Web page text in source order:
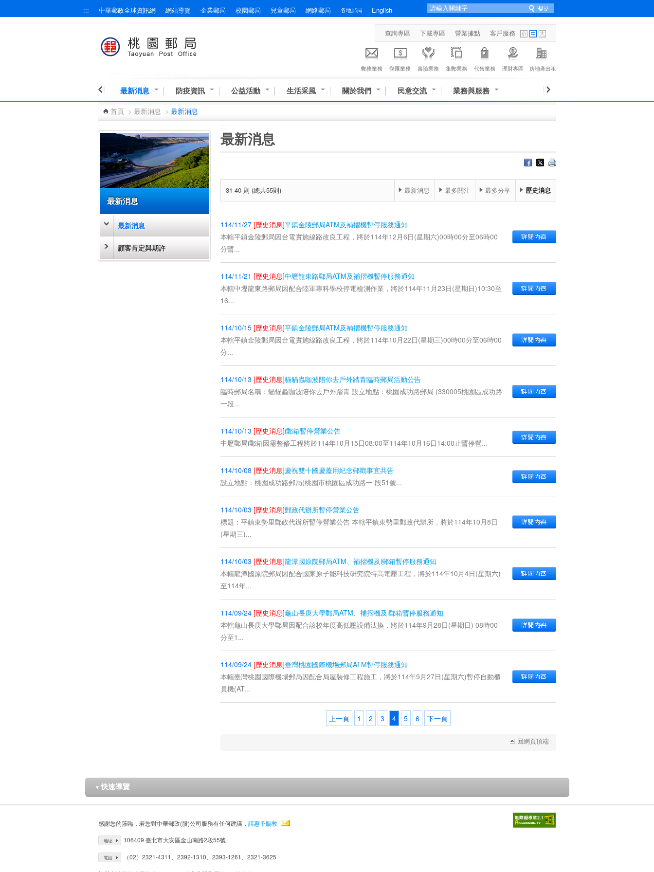
::: 中華郵政全球資訊網 網站導覽 企業郵局 校園郵局 兒童郵局 網路郵局 各地郵局 English
查詢專區 下載專區 營業據點 客戶服務
郵務業務 儲匯業務 壽險業務 集郵業務 代售業務 理財專區 房地產出租
最新消息 防疫資訊 公益活動 生活采風 關於我們 民意交流 業務與服務
首頁 > 最新消息 > 最新消息
最新消息
最新消息
顧客肯定與期許
最新消息
31-40 則 (總共55則) 最新消息 最多關注 最多分享 歷史消息
114/11/27 [歷史消息]平鎮金陵郵局ATM及補摺機暫停服務通知
本轄平鎮金陵郵局因台電實施線路改良工程，將於114年12月6日(星期六)00時00分至06時00
分暫...
114/11/21 [歷史消息]中壢龍東路郵局ATM及補摺機暫停服務通知
本轄中壢龍東路郵局因配合陸軍專科學校停電檢測作業，將於114年11月23日(星期日)10:30至
16...
114/10/15 [歷史消息]平鎮金陵郵局ATM及補摺機暫停服務通知
本轄平鎮金陵郵局因台電實施線路改良工程，將於114年10月22日(星期三)00時00分至06時00
分...
114/10/13 [歷史消息]貓貓蟲咖波陪你去戶外踏青臨時郵局活動公告
臨時郵局名稱：貓貓蟲咖波陪你去戶外踏青 設立地點：桃園成功路郵局 (330005桃園區成功路
一段...
114/10/13 [歷史消息]i郵箱暫停營業公告
中壢郵局i郵箱因需整修工程將於114年10月15日08:00至114年10月16日14:00止暫停營...
114/10/08 [歷史消息]慶祝雙十國慶蓋用紀念郵戳事宜共告
設立地點：桃園成功路郵局(桃園市桃園區成功路一 段51號...
114/10/03 [歷史消息]郵政代辦所暫停營業公告
標題：平鎮東勢里郵政代辦所暫停營業公告 本轄平鎮東勢里郵政代辦所，將於114年10月8日
(星期三)...
114/10/03 [歷史消息]龍潭國原院郵局ATM、補摺機及i郵箱暫停服務通知
本轄龍潭國原院郵局因配合國家原子能科技研究院特高電壓工程，將於114年10月4日(星期六)
至114年...
114/09/24 [歷史消息]龜山長庚大學郵局ATM、補摺機及i郵箱暫停服務通知
本轄龜山長庚大學郵局因配合該校年度高低壓設備汰換，將於114年9月28日(星期日) 08時00
分至1...
114/09/24 [歷史消息]臺灣桃園國際機場郵局ATM暫停服務通知
本轄臺灣桃園國際機場郵局因配合局屋裝修工程施工，將於114年9月27日(星期六)暫停自動櫃
員機(AT...
上一頁 1 2 3 4 5 6 下一頁
回網頁頂端
▼ 快速導覽
感謝您的蒞臨，若您對中華郵政(股)公司服務有任何建議， 請惠予賜教
地址 106409 臺北市大安區金山南路2段55號
電話 （02）2321-4311、2392-1310、2393-1261、2321-3625